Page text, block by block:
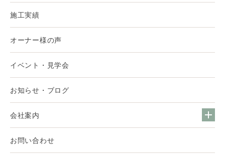
施工実績
オーナー様の声
イベント・見学会
お知らせ・ブログ
会社案内
お問い合わせ